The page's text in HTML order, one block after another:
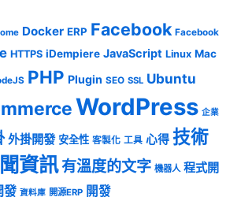
Docker ERP Facebook Facebook
HTTPS iDempiere JavaScript Linux Mac
PHP Plugin SEO SSL Ubuntu
WordPress 企業
外掛開發 安全性 客製化 工具 心得 技術
資訊有溫度的文字 機器人 程式開
發 資料庫 開源ERP 開發